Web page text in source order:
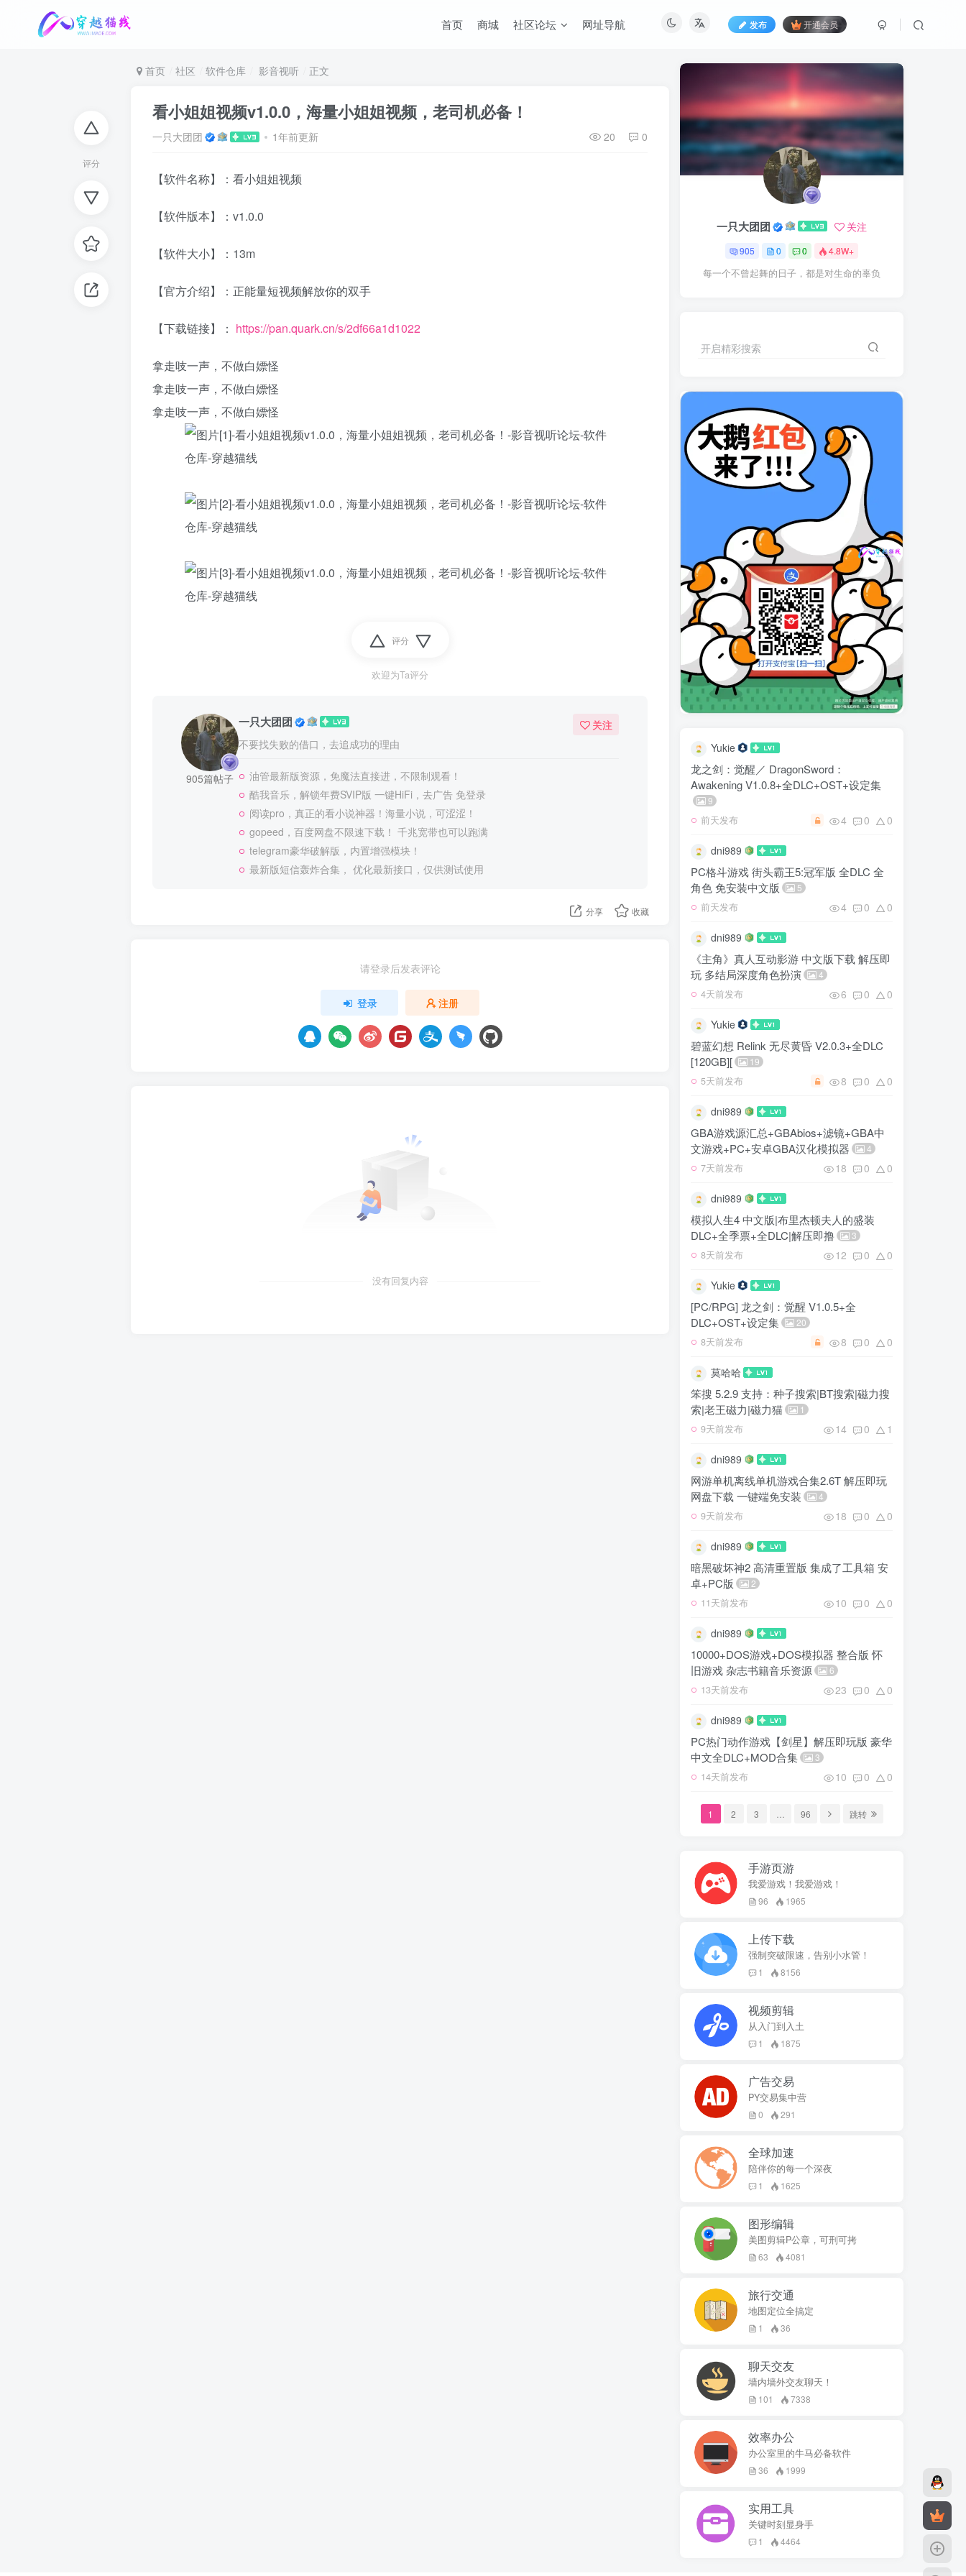
发布 开通会员
首页 商城 社区论坛 网址导航
评分
首页 社区 软件仓库 影音视听 正文
看小姐姐视频v1.0.0，海量小姐姐视频，老司机必备！
一只大团团 1年前更新 20 0
【软件名称】：看小姐姐视频
【软件版本】：v1.0.0
【软件大小】：13m
【官方介绍】：正能量短视频解放你的双手
【下载链接】： https://pan.quark.cn/s/2df66a1d1022
拿走吱一声，不做白嫖怪
拿走吱一声，不做白嫖怪
拿走吱一声，不做白嫖怪
评分
欢迎为Ta评分
905篇帖子
一只大团团
不要找失败的借口，去追成功的理由
关注
油管最新版资源，免魔法直接进，不限制观看！
酷我音乐，解锁年费SVIP版 一键HiFi，去广告 免登录
阅读pro，真正的看小说神器！海量小说，可涩涩！
gopeed，百度网盘不限速下载！ 千兆宽带也可以跑满
telegram豪华破解版，内置增强模块！
最新版短信轰炸合集， 优化最新接口，仅供测试使用
分享 收藏
请登录后发表评论
登录 注册
没有回复内容
一只大团团 关注
905 0 0 4.8W+
每一个不曾起舞的日子，都是对生命的辜负
开启精彩搜索
Yukie
龙之剑：觉醒／ DragonSword：
Awakening V1.0.8+全DLC+OST+设定集
9
前天发布 4 0 0
dni989
PC格斗游戏 街头霸王5:冠军版 全DLC 全
角色 免安装中文版
5
前天发布 4 0 0
dni989
《主角》真人互动影游 中文版下载 解压即
玩 多结局深度角色扮演
4
4天前发布 6 0 0
Yukie
碧蓝幻想 Relink 无尽黄昏 V2.0.3+全DLC
[120GB][
19
5天前发布 8 0 0
dni989
GBA游戏源汇总+GBAbios+滤镜+GBA中
文游戏+PC+安卓GBA汉化模拟器
4
7天前发布 18 0 0
dni989
模拟人生4 中文版|布里杰顿夫人的盛装
DLC+全季票+全DLC|解压即撸
3
8天前发布 12 0 0
Yukie
[PC/RPG] 龙之剑：觉醒 V1.0.5+全
DLC+OST+设定集
20
8天前发布 8 0 0
莫哈哈
笨搜 5.2.9 支持：种子搜索|BT搜索|磁力搜
索|老王磁力|磁力猫
1
9天前发布 14 0 1
dni989
网游单机离线单机游戏合集2.6T 解压即玩
网盘下载 一键端免安装
4
9天前发布 18 0 0
dni989
暗黑破坏神2 高清重置版 集成了工具箱 安
卓+PC版
2
11天前发布 10 0 0
dni989
10000+DOS游戏+DOS模拟器 整合版 怀
旧游戏 杂志书籍音乐资源
6
13天前发布 23 0 0
dni989
PC热门动作游戏【剑星】解压即玩版 豪华
中文全DLC+MOD合集
3
14天前发布 10 0 0
1 2 3 … 96 跳转
手游页游
我爱游戏！我爱游戏！
96 1965
上传下载
强制突破限速，告别小水管！
1 8156
视频剪辑
从入门到入土
1 1875
广告交易
PY交易集中营
0 291
全球加速
陪伴你的每一个深夜
1 1625
图形编辑
美图剪辑P公章，可刑可拷
63 4081
旅行交通
地图定位全搞定
1 36
聊天交友
墙内墙外交友聊天！
101 7338
效率办公
办公室里的牛马必备软件
36 1999
实用工具
关键时刻显身手
1 4464